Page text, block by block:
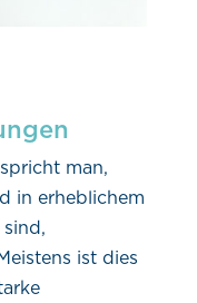
man,
in erheblichem
ist dies